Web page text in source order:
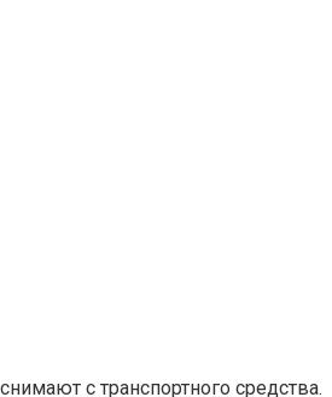
с транспортного средства.